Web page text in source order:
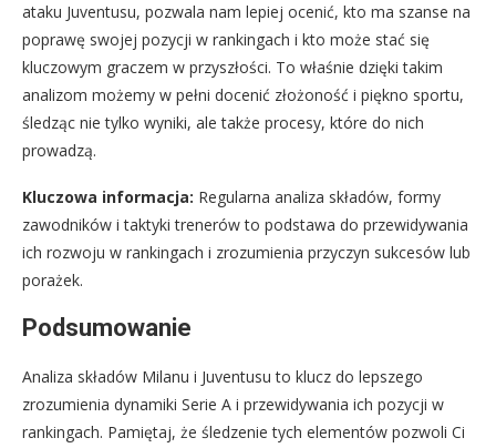
ataku Juventusu, pozwala nam lepiej ocenić, kto ma szanse na
poprawę swojej pozycji w rankingach i kto może stać się
kluczowym graczem w przyszłości. To właśnie dzięki takim
analizom możemy w pełni docenić złożoność i piękno sportu,
śledząc nie tylko wyniki, ale także procesy, które do nich
prowadzą.
Kluczowa informacja: Regularna analiza składów, formy
zawodników i taktyki trenerów to podstawa do przewidywania
ich rozwoju w rankingach i zrozumienia przyczyn sukcesów lub
porażek.
Podsumowanie
Analiza składów Milanu i Juventusu to klucz do lepszego
zrozumienia dynamiki Serie A i przewidywania ich pozycji w
rankingach. Pamiętaj, że śledzenie tych elementów pozwoli Ci